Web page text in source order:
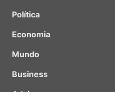
Política
Economia
Mundo
Business